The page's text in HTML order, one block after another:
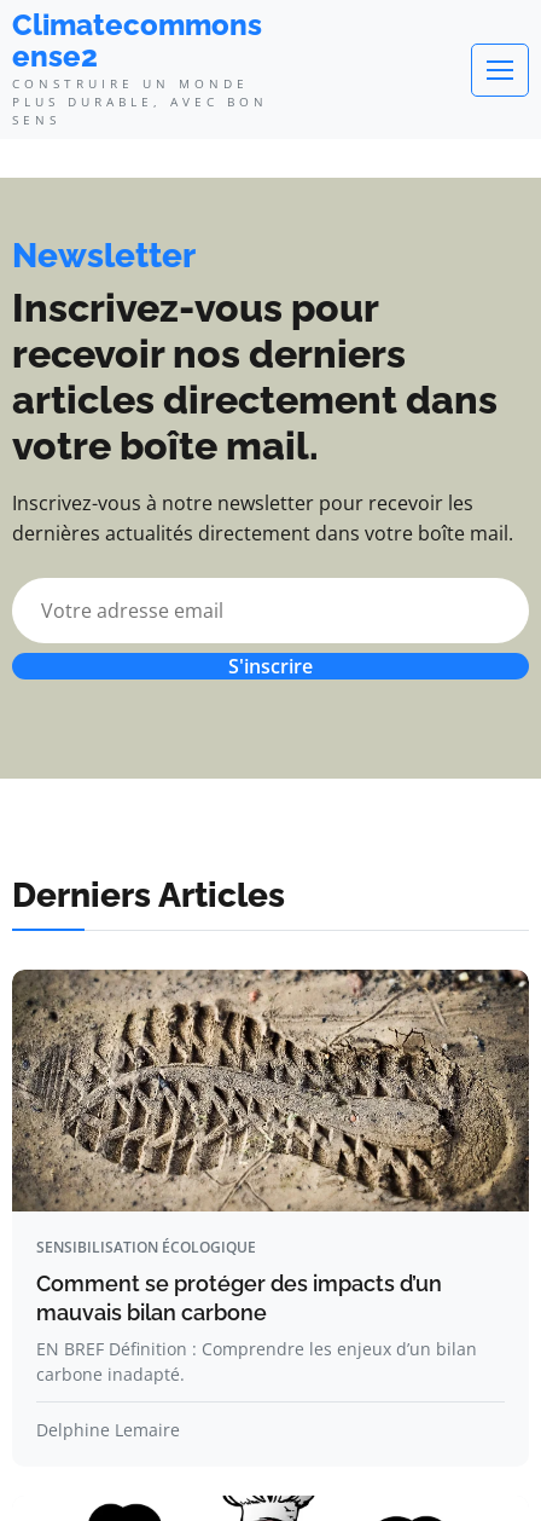
Climatecommonsense2 -
Climatecommons
ense2
CONSTRUIRE UN MONDE
PLUS DURABLE, AVEC BON
SENS
Newsletter
Inscrivez-vous pour
recevoir nos derniers
articles directement dans
votre boîte mail.
Inscrivez-vous à notre newsletter pour recevoir les
dernières actualités directement dans votre boîte mail.
S'inscrire
Derniers Articles
SENSIBILISATION ÉCOLOGIQUE
Comment se protéger des impacts d’un
mauvais bilan carbone
EN BREF Définition : Comprendre les enjeux d’un bilan
carbone inadapté.
Delphine Lemaire